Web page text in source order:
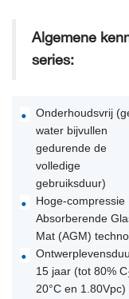
Algemene
series:
Onderhoudsvrij
water bijvullen
gedurende de
volledige
gebruiksduur)
Hoge-compressie
Absorberende
Mat (AGM)
15 jaar (tot 80% C
20°C en 1.80Vpc)